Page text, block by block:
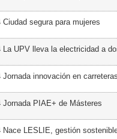
Ciudad segura para mujeres
La UPV lleva la electricidad a
Jornada innovación en
Jornada PIAE+ de Másteres
Nace LESLIE, gestión